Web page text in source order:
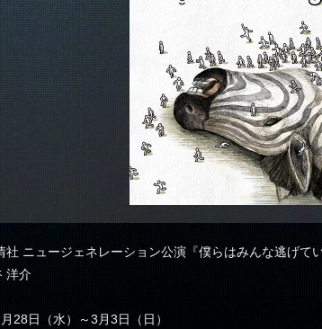
社 ニュージェネレーション公演『僕らはみんな逃げて
洋介
28日（水）～3月3日（日）